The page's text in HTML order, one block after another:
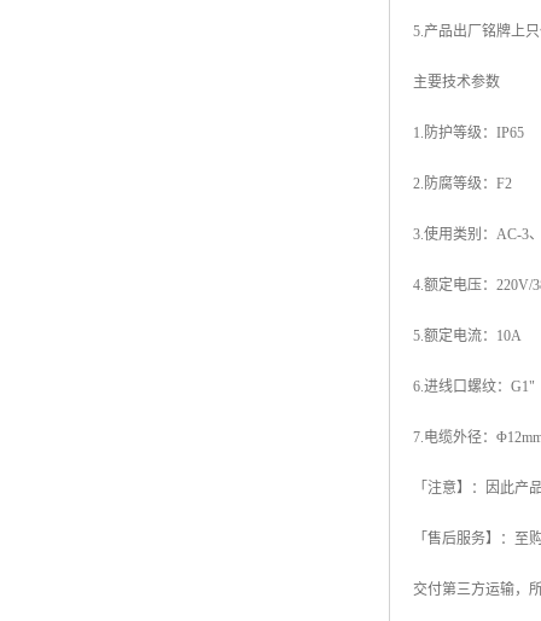
5.产品出厂铭牌上
主要技术参数
1.防护等级：IP65
2.防腐等级：F2
3.使用类别：AC-3
4.额定电压：220V/
5.额定电流：10A
6.进线口螺纹：G1"
7.电缆外径：
「注意】：因此产
「售后服务】：
交付第三方运输，